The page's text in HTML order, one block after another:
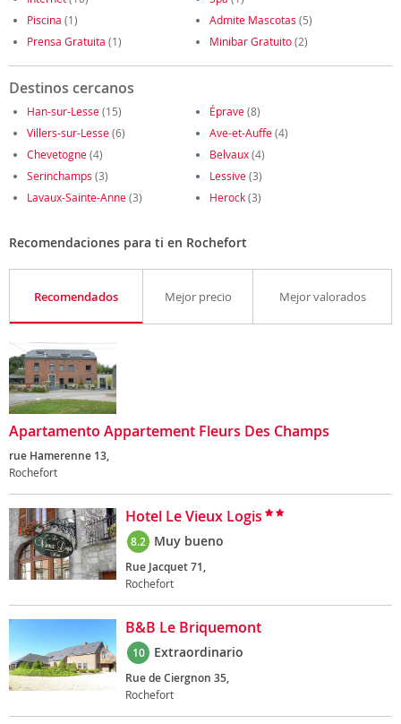
Piscina (1) Admite Mascotas (5)
Prensa Gratuita (1) Minibar Gratuito(2)
Destinos cercanos
Han-sur-Lesse(15) Éprave(8)
Villers-sur-Lesse(6) Ave-et-Auffe(4)
Chevetogne(4) Belvaux(4)
Serinchamps (3) Lessive(3)
Lavaux-Sainte-Anne(3) Herock(3)
Recomendaciones para ti en Rochefort
Recomendados Mejor precio Mejor valorados
Apartamento Appartement Fleurs Des Champs
rue Hamerenne 13,
Rochefort
Hotel Le Vieux Logis
8.2 Muy bueno
Rue Jacquet 71,
Rochefort
B&B Le Briquemont
10 Extraordinario
Rue de Ciergnon 35,
Rochefort